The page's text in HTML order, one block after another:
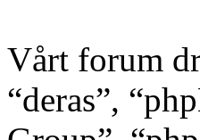
Vårt forum
“deras”,